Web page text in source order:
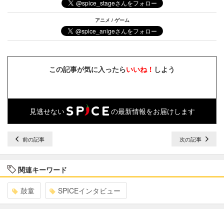
アニメ / ゲーム
この記事が気に入ったらいいね！ しよう
見逃せない の最新情報をお届けします
前の記事 次の記事
関連キーワード
鼓童 SPICEインタビュー